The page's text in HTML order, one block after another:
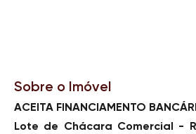
Sobre o Imóvel
ACEITA FINANCIAMENTO
Lote de Chácara Comercial -